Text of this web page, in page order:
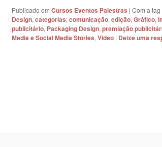
Publicado em Cursos Eventos Palestras | Com a tag
Design, categorias, comunicação, edição, Gráfico,
publicitário, Packaging Design, premiação
Media e Social Media Stories, Video | Deixe uma